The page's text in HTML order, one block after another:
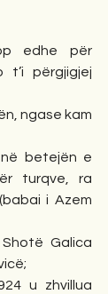
edhe për
t’i përgjigjej
ngase kam
betejën e
turqve, ra
i Azem
Galica
u zhvillua